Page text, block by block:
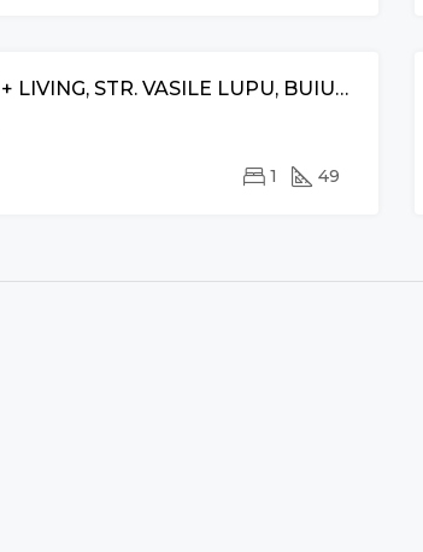
VÂNZARE
APARTAMENT CU 1 CAMERĂ + LIVING, STR. VASILE LUPU, BUIUCANI
1 49